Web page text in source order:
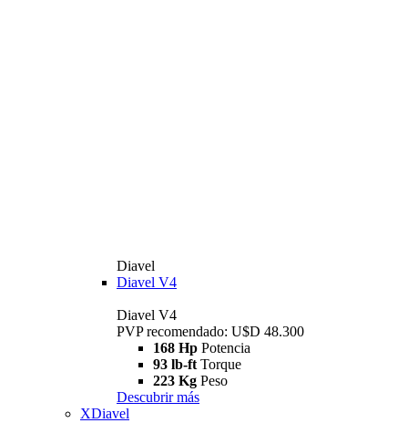
Diavel
Diavel V4
Diavel V4
PVP recomendado: U$D 48.300
168 Hp Potencia
93 lb-ft Torque
223 Kg Peso
Descubrir más
XDiavel